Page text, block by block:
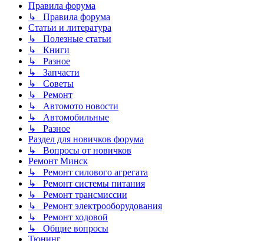
Правила форума
↳ Правила форума
Статьи и литература
↳ Полезные статьи
↳ Книги
↳ Разное
↳ Запчасти
↳ Советы
↳ Ремонт
↳ Автомото новости
↳ Автомобильные
↳ Разное
Раздел для новичков форума
↳ Вопросы от новичков
Ремонт Минск
↳ Ремонт силового агрегата
↳ Ремонт системы питания
↳ Ремонт трансмиссии
↳ Ремонт электрооборудования
↳ Ремонт ходовой
↳ Общие вопросы
Тюнинг